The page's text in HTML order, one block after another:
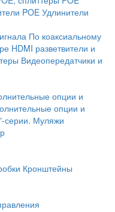
POE Удлинители
По коаксиальному
HDMI разветвители и
Видеопередатчики и
опции и
опции и
серии. Муляжи
Кронштейны